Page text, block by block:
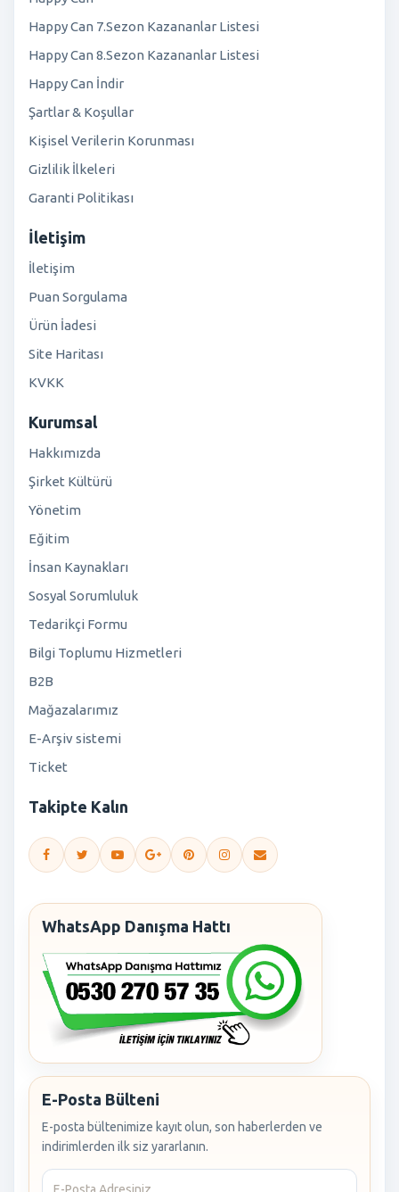
Happy Can 7.Sezon Kazananlar Listesi
Happy Can 8.Sezon Kazananlar Listesi
Happy Can İndir
Şartlar & Koşullar
Kişisel Verilerin Korunması
Gizlilik İlkeleri
Garanti Politikası
İletişim
İletişim
Puan Sorgulama
Ürün İadesi
Site Haritası
KVKK
Kurumsal
Hakkımızda
Şirket Kültürü
Yönetim
Eğitim
İnsan Kaynakları
Sosyal Sorumluluk
Tedarikçi Formu
Bilgi Toplumu Hizmetleri
B2B
Mağazalarımız
E-Arşiv sistemi
Ticket
Takipte Kalın
WhatsApp Danışma Hattı
E-Posta Bülteni
E-posta bültenimize kayıt olun, son haberlerden ve
indirimlerden ilk siz yararlanın.